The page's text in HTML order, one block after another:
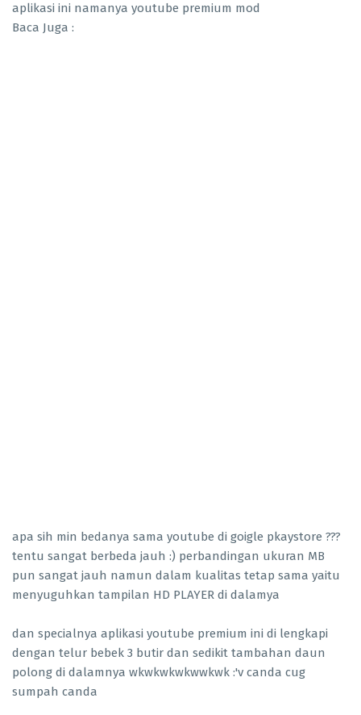
aplikasi ini namanya youtube premium mod
Baca Juga :
apa sih min bedanya sama youtube di goigle pkaystore ???
tentu sangat berbeda jauh :) perbandingan ukuran MB
pun sangat jauh namun dalam kualitas tetap sama yaitu
menyuguhkan tampilan HD PLAYER di dalamya
dan specialnya aplikasi youtube premium ini di lengkapi
dengan telur bebek 3 butir dan sedikit tambahan daun
polong di dalamnya wkwkwkwkwwkwk :'v canda cug
sumpah canda